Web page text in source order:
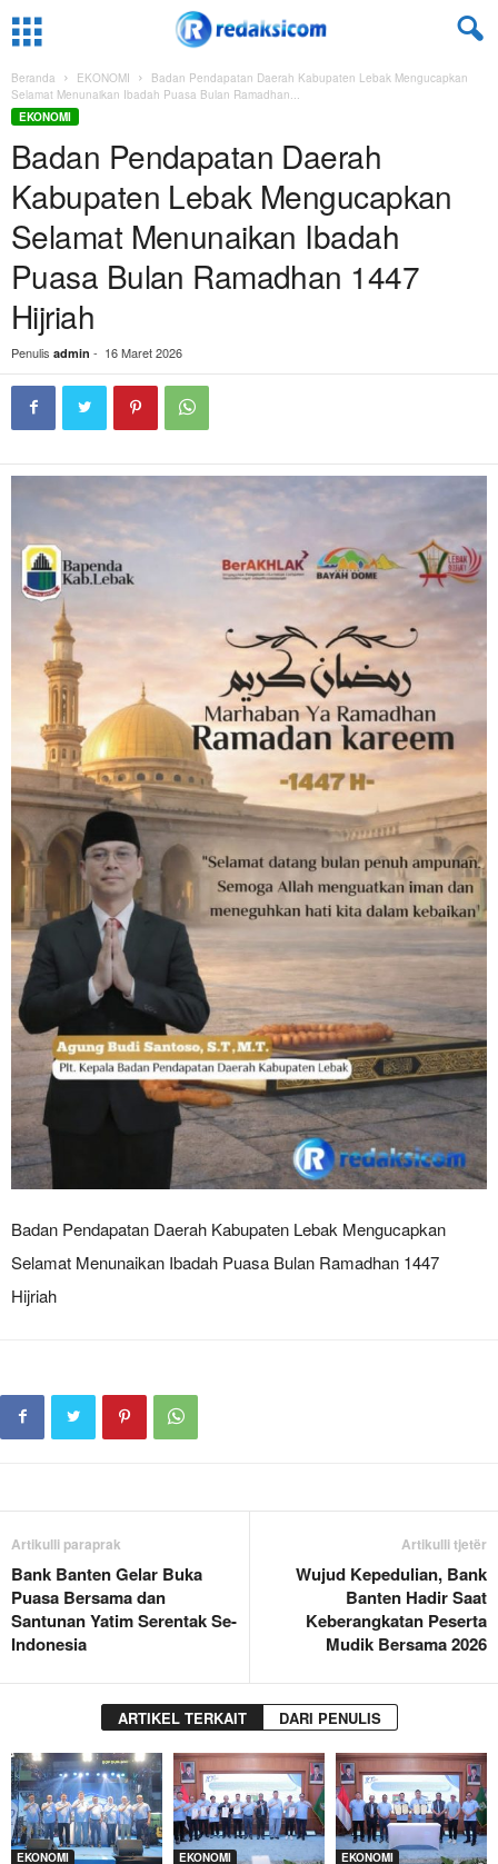
Beranda EKONOMI
Badan Pendapatan Daerah Kabupaten Lebak Mengucapkan
Selamat Menunaikan Ibadah Puasa Bulan Ramadhan...
EKONOMI
Badan Pendapatan Daerah
Kabupaten Lebak Mengucapkan
Selamat Menunaikan Ibadah
Puasa Bulan Ramadhan 1447
Hijriah
Penulis admin - 16 Maret 2026
Badan Pendapatan Daerah Kabupaten Lebak Mengucapkan
Selamat Menunaikan Ibadah Puasa Bulan Ramadhan 1447
Hijriah
Artikulli paraprak
Bank Banten Gelar Buka
Puasa Bersama dan
Santunan Yatim Serentak Se-
Indonesia
Artikulli tjetër
Wujud Kepedulian, Bank
Banten Hadir Saat
Keberangkatan Peserta
Mudik Bersama 2026
ARTIKEL TERKAIT DARI PENULIS
EKONOMI EKONOMI EKONOMI